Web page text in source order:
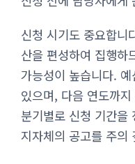
신청 시기도 중요합니
산을 편성하여 집행하
가능성이 높습니다.
있으며, 다음 연도까
분기별로 신청 기간을
지자체의 공고를 주의